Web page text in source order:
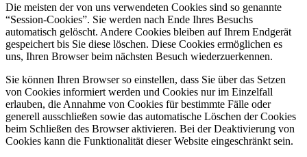
Die meisten der von uns verwendeten Cookies sind so genannte
“Session-Cookies”. Sie werden nach Ende Ihres Besuchs
automatisch gelöscht. Andere Cookies bleiben auf Ihrem Endgerät
gespeichert bis Sie diese löschen. Diese Cookies ermöglichen es
uns, Ihren Browser beim nächsten Besuch wiederzuerkennen.
Sie können Ihren Browser so einstellen, dass Sie über das Setzen
von Cookies informiert werden und Cookies nur im Einzelfall
erlauben, die Annahme von Cookies für bestimmte Fälle oder
generell ausschließen sowie das automatische Löschen der Cookies
beim Schließen des Browser aktivieren. Bei der Deaktivierung von
Cookies kann die Funktionalität dieser Website eingeschränkt sein.